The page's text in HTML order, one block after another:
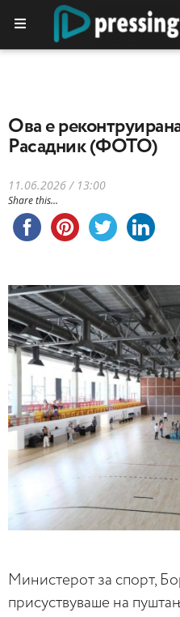
Ова е
Расадник (ФОТО)
11.06.2026 / 13:00
Share this...
Министерот за спорт,
присуствуваше на